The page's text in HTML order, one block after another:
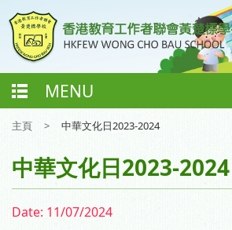
MENU
主頁 > 中華文化日2023-2024
中華文化日2023-2024
Date: 11/07/2024